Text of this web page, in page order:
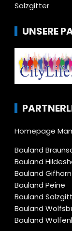
Salzgitter
UNSERE
Homepage
Bauland
Bauland
Bauland Gifhorn
Bauland Peine
Bauland
Bauland
Bauland